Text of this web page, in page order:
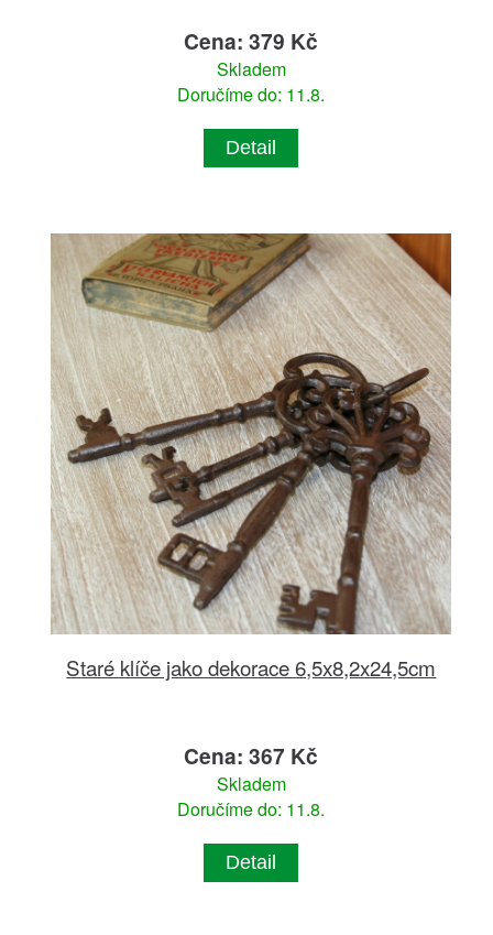
Cena: 379 Kč
Skladem
Doručíme do: 11.8.
Detail
Staré klíče jako dekorace 6,5x8,2x24,5cm
Cena: 367 Kč
Skladem
Doručíme do: 11.8.
Detail